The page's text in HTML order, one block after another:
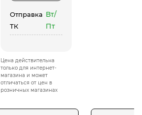
Отправка
ТК
Вт/
Пт
Цена действительна
только для интернет-
магазина и может
отличаться от цен в
розничных магазинах